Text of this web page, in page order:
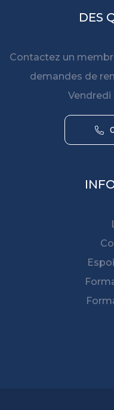
DES
Contactez un
demandes de
Vendredi